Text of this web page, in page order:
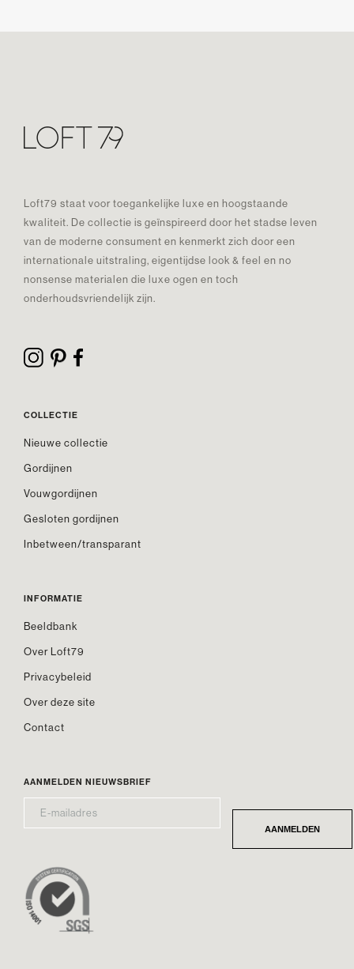
Loft79 staat voor toegankelijke luxe en hoogstaande
kwaliteit. De collectie is geïnspireerd door het stadse leven
van de moderne consument en kenmerkt zich door een
internationale uitstraling, eigentijdse look & feel en no
nonsense materialen die luxe ogen en toch
onderhoudsvriendelijk zijn.
COLLECTIE
Nieuwe collectie
Gordijnen
Vouwgordijnen
Gesloten gordijnen
Inbetween/transparant
INFORMATIE
Beeldbank
Over Loft79
Privacybeleid
Over deze site
Contact
AANMELDEN NIEUWSBRIEF
MAILADRES* AANMELDEN